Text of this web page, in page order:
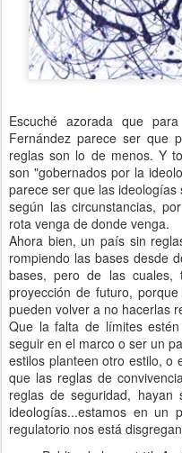
Escuché azorada que
Fernández parece ser que
reglas son lo de menos. Y
son "gobernados por la
parece ser que las
según las circunstancias,
rota venga de donde venga.
Ahora bien, un país sin
rompiendo las bases desde
bases, pero de las cuales,
proyección de futuro,
pueden volver a no hacerlas
Que la falta de límites
seguir en el marco o ser un
estilos planteen otro estilo, o
que las reglas de
reglas de seguridad,
ideologías...estamos en un
regulatorio nos está